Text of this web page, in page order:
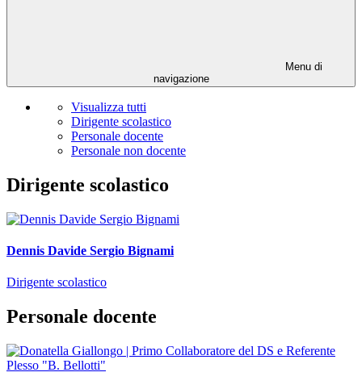
Menu di
navigazione
Visualizza tutti
Dirigente scolastico
Personale docente
Personale non docente
Dirigente scolastico
Dennis Davide Sergio Bignami
Dirigente scolastico
Personale docente